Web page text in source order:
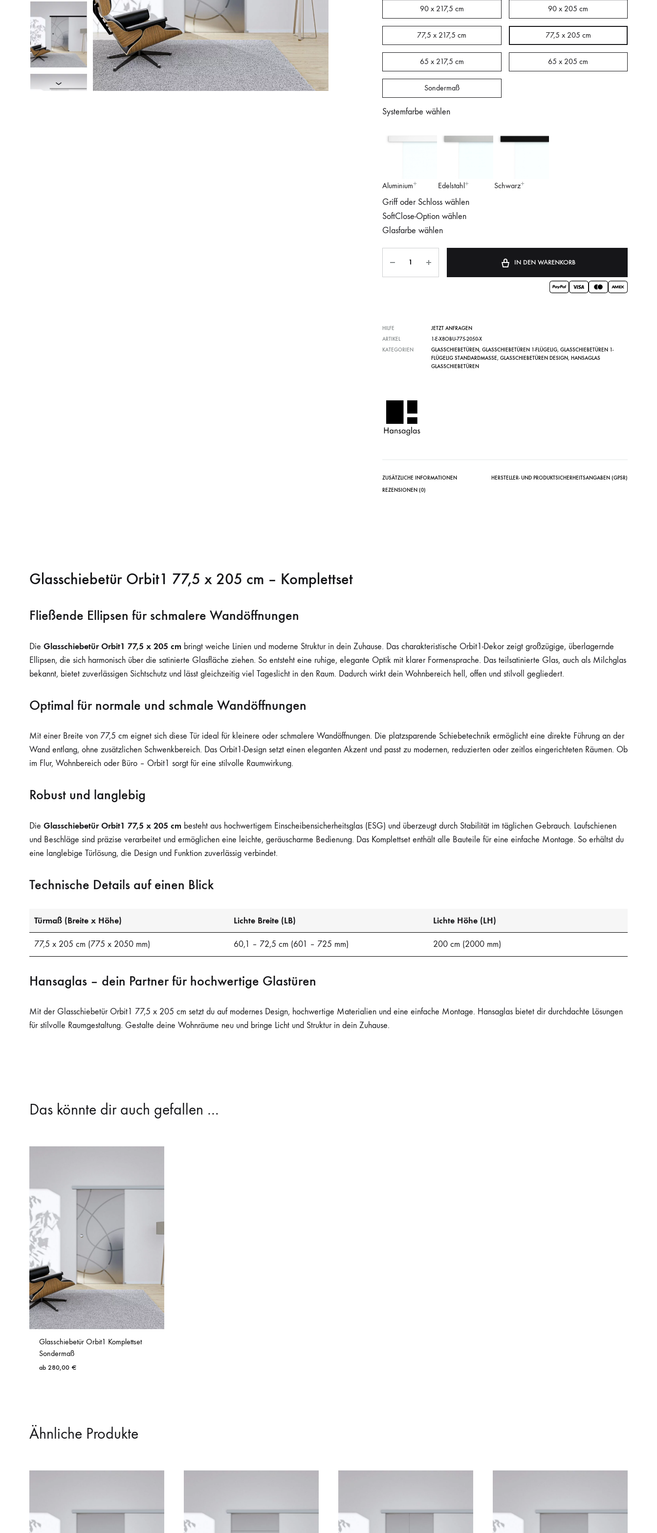
90 x 217,5 cm 90 x 205 cm
77,5 x 217,5 cm 77,5 x 205 cm
65 x 217,5 cm 65 x 205 cm
Sondermaß
Systemfarbe wählen
Aluminium Edelstahl Schwarz
Griff oder Schloss wählen
SoftClose-Option wählen
Glasfarbe wählen
IN DEN WARENKORB
HILFE
JETZT ANFRAGEN
ARTIKEL
1-E-X8OBU-775-2050-X
KATEGORIEN
GLASSCHIEBETÜREN, GLASSCHIEBETÜREN 1-FLÜGELIG, GLASSCHIEBETÜREN 1-
FLÜGELIG STANDARDMASSE , GLASSCHIEBETÜREN DESIGN, HANSAGLAS
GLASSCHIEBETÜREN
ZUSÄTZLICHE INFORMATIONEN
HERSTELLER- UND PRODUKTSICHERHEITSANGABEN (GPSR)
REZENSIONEN (0)
Glasschiebetür Orbit1 77,5 x 205 cm – Komplettset
Fließende Ellipsen für schmalere Wandöffnungen
Die Glasschiebetür Orbit1 77,5 x 205 cm bringt weiche Linien und moderne Struktur in dein Zuhause. Das charakteristische Orbit1-Dekor zeigt großzügige, überlagernde
Ellipsen, die sich harmonisch über die satinierte Glasfläche ziehen. So entsteht eine ruhige, elegante Optik mit klarer Formensprache. Das teilsatinierte Glas, auch als Milchglas
bekannt, bietet zuverlässigen Sichtschutz und lässt gleichzeitig viel Tageslicht in den Raum. Dadurch wirkt dein Wohnbereich hell, offen und stilvoll gegliedert.
Optimal für normale und schmale Wandöffnungen
Mit einer Breite von 77,5 cm eignet sich diese Tür ideal für kleinere oder schmalere Wandöffnungen. Die platzsparende Schiebetechnik ermöglicht eine direkte Führung an der
Wand entlang, ohne zusätzlichen Schwenkbereich. Das Orbit1-Design setzt einen eleganten Akzent und passt zu modernen, reduzierten oder zeitlos eingerichteten Räumen. Ob
im Flur, Wohnbereich oder Büro – Orbit1 sorgt für eine stilvolle Raumwirkung.
Robust und langlebig
Die Glasschiebetür Orbit1 77,5 x 205 cm besteht aus hochwertigem Einscheibensicherheitsglas (ESG) und überzeugt durch Stabilität im täglichen Gebrauch. Laufschienen
und Beschläge sind präzise verarbeitet und ermöglichen eine leichte, geräuscharme Bedienung. Das Komplettset enthält alle Bauteile für eine einfache Montage. So erhältst du
eine langlebige Türlösung, die Design und Funktion zuverlässig verbindet.
Technische Details auf einen Blick
Türmaß (Breite x Höhe) Lichte Breite (LB) Lichte Höhe (LH)
77,5 x 205 cm (775 x 2050 mm) 60,1 – 72,5 cm (601 – 725 mm) 200 cm (2000 mm)
Hansaglas – dein Partner für hochwertige Glastüren
Mit der Glasschiebetür Orbit1 77,5 x 205 cm setzt du auf modernes Design, hochwertige Materialien und eine einfache Montage. Hansaglas bietet dir durchdachte Lösungen
für stilvolle Raumgestaltung. Gestalte deine Wohnräume neu und bringe Licht und Struktur in dein Zuhause.
Das könnte dir auch gefallen …
Glasschiebetür Orbit1 Komplettset
Sondermaß
ab 280,00 €
Ähnliche Produkte